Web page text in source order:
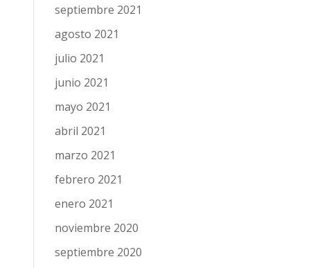
septiembre 2021
agosto 2021
julio 2021
junio 2021
mayo 2021
abril 2021
marzo 2021
febrero 2021
enero 2021
noviembre 2020
septiembre 2020